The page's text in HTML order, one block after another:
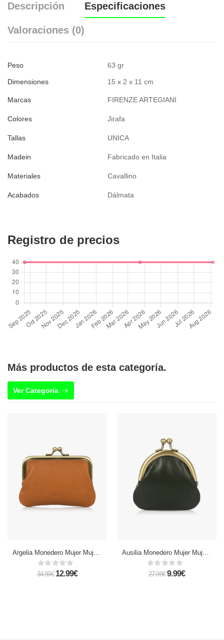
Descripción Especificaciones
Valoraciones (0)
Peso 63 gr
Dimensiones 15 x 2 x 11 cm
Marcas FIRENZE ARTEGIANI
Colores Jirafa
Tallas UNICA
Madein Fabricado en Italia
Materiales Cavallino
Acabados Dálmata
Registro de precios
Más productos de esta categoría.
Ver Categoría
Argelia Monedero Mujer Mujer.Piel auténtica Sauvage
34.99€ 12.99€
Ausilia Monedero Mujer Mujer.Piel auténtica Sauvage
27.99€ 9.99€